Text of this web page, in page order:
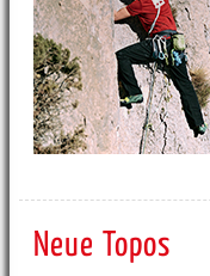
Neue Topos